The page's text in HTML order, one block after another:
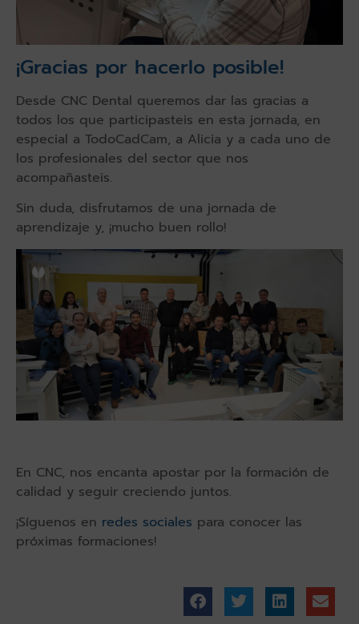
¡Gracias por hacerlo posible!
Desde CNC Dental queremos dar las gracias a
todos los que participasteis en esta jornada, en
especial a TodoCadCam, a Alicia y a cada uno de
los profesionales del sector que nos
acompañasteis.
Sin duda, disfrutamos de una jornada de
aprendizaje y, ¡mucho buen rollo!
En CNC, nos encanta apostar por la formación de
calidad y seguir creciendo juntos.
¡Síguenos en redes sociales para conocer las
próximas formaciones!